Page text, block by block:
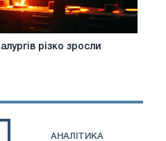
різко зросли
АНАЛІТИКА